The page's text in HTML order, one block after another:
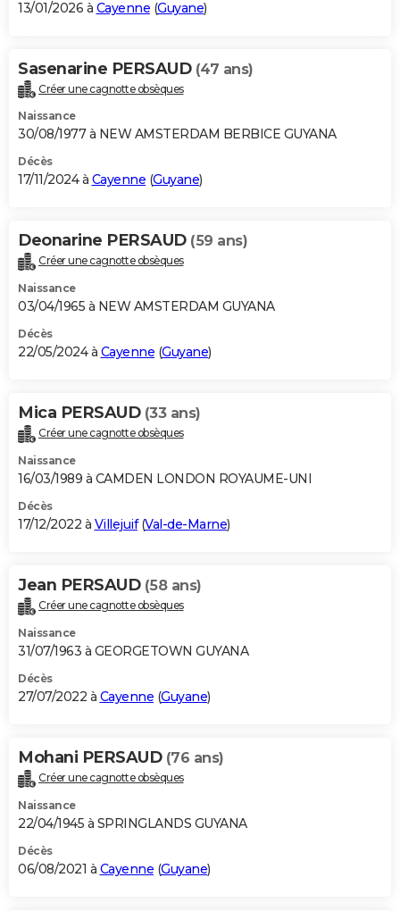
13/01/2026 à Cayenne (Guyane)
Sasenarine PERSAUD (47 ans)
Créer une cagnotte obsèques
Naissance
30/08/1977 à NEW AMSTERDAM BERBICE GUYANA
Décès
17/11/2024 à Cayenne (Guyane)
Deonarine PERSAUD (59 ans)
Créer une cagnotte obsèques
Naissance
03/04/1965 à NEW AMSTERDAM GUYANA
Décès
22/05/2024 à Cayenne (Guyane)
Mica PERSAUD (33 ans)
Créer une cagnotte obsèques
Naissance
16/03/1989 à CAMDEN LONDON ROYAUME-UNI
Décès
17/12/2022 à Villejuif(Val-de-Marne)
Jean PERSAUD (58 ans)
Créer une cagnotte obsèques
Naissance
31/07/1963 à GEORGETOWN GUYANA
Décès
27/07/2022 à Cayenne (Guyane)
Mohani PERSAUD (76 ans)
Créer une cagnotte obsèques
Naissance
22/04/1945 à SPRINGLANDS GUYANA
Décès
06/08/2021 à Cayenne (Guyane)